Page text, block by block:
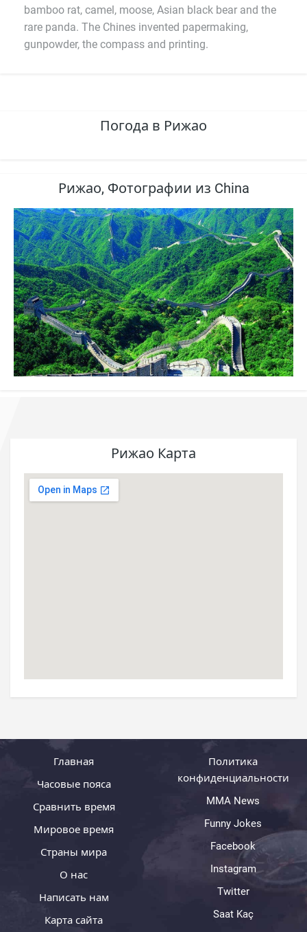
bamboo rat, camel, moose, Asian black bear and the
rare panda. The Chines invented papermaking,
gunpowder, the compass and printing.
Погода в Рижао
Рижао, Фотографии из China
Рижао Карта
Главная
Часовые пояса
Сравнить время
Мировое время
Страны мира
О нас
Написать нам
Карта сайта
Политика
конфиденциальности
MMA News
Funny Jokes
Facebook
Instagram
Twitter
Saat Kaç